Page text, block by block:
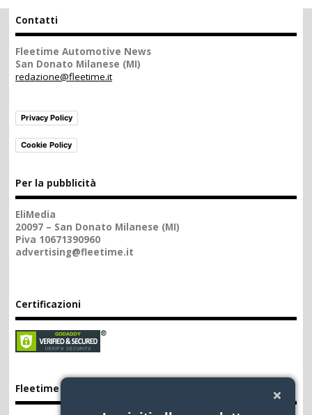
Contatti
Fleetime Automotive News
San Donato Milanese (MI)
redazione@fleetime.it
Privacy Policy
Cookie Policy
Per la pubblicità
EliMedia
20097 – San Donato Milanese (MI)
Piva 10671390960
advertising@fleetime.it
Certificazioni
Fleetime App